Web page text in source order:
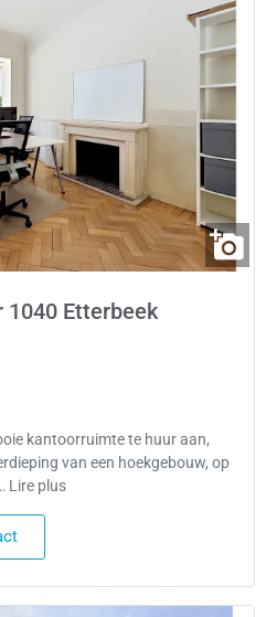
1040 Etterbeek
kantoorruimte te huur aan,
van een hoekgebouw, op
Lire plus